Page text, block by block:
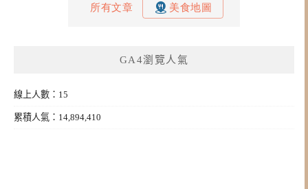
GA4瀏覽人氣
線上人數：15
累積人氣：14,894,410